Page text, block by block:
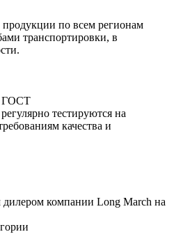
по всем регионам
транспортировки, в
ГОСТ
тестируются на
качества и
компании Long March на